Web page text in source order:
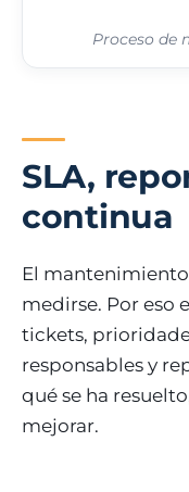
Proceso de
SLA,
continua
El
medirse. Por eso
tickets,
responsables y
qué se ha
mejorar.